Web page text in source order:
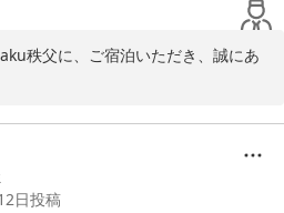
秩父に、ご宿泊いただき、誠にあ
ち着くと感じていただけたことは、
す。
りしにいらしてください。
日投稿